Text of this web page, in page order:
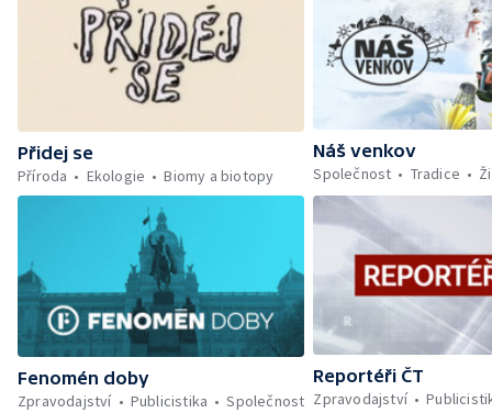
Přidej se
Příroda
Ekologie Biomy a biotopy
Náš venkov
Společnost
Tradice
Fenomén doby
Zpravodajství
Publicistika Společnost
Reportéři ČT
Zpravodajství